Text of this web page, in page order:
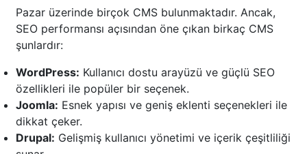
Pazar üzerinde birçok CMS bulunmaktadır. Ancak,
SEO performansı açısından öne çıkan birkaç CMS
şunlardır:
WordPress: Kullanıcı dostu arayüzü ve güçlü SEO
özellikleri ile popüler bir seçenek.
Joomla: Esnek yapısı ve geniş eklenti seçenekleri ile
dikkat çeker.
Drupal: Gelişmiş kullanıcı yönetimi ve içerik çeşitliliği